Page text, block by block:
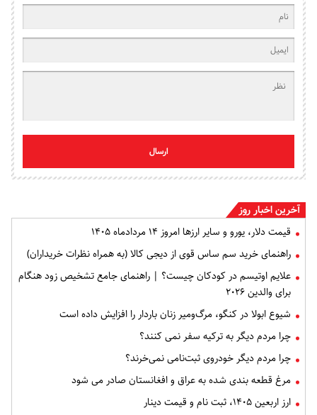
ارسال
آخرین اخبار روز
قیمت دلار، یورو و سایر ارزها امروز ۱۴ مردادماه ۱۴۰۵
راهنمای خرید سم ساس قوی از دیجی کالا (به همراه نظرات خریداران)
علایم اوتیسم در کودکان چیست؟ | راهنمای جامع تشخیص زود هنگام
برای والدین ۲۰۲۶
شیوع ابولا در کنگو، مرگ‌ومیر زنان باردار را افزایش داده است
چرا مردم دیگر به ترکیه سفر نمی کنند؟
چرا مردم دیگر خودروی ثبت‌نامی نمی‌خرند؟
مرغ قطعه‌ بندی شده به عراق و افغانستان صادر می شود
ارز اربعین ۱۴۰۵، ثبت‌ نام و قیمت دینار